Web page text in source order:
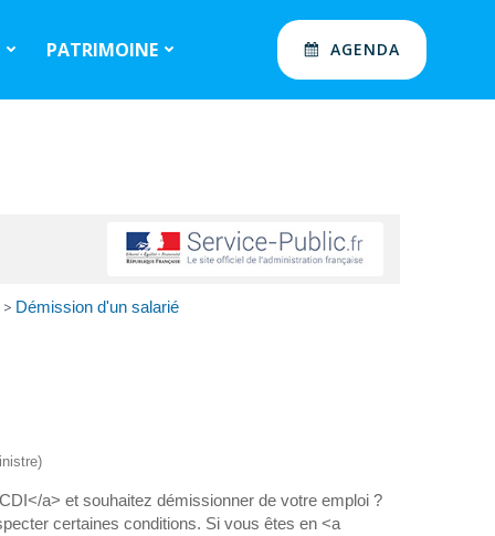
PATRIMOINE AGENDA
> Démission d'un salarié
a> et souhaitez démissionner de votre emploi ?
certaines conditions. Si vous êtes en <a